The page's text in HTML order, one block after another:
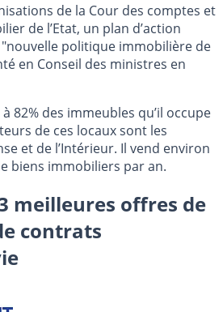
de la Cour des comptes et
de l’Etat, un plan d’action
politique immobilière de
en Conseil des ministres en
82% des immeubles qu’il occupe
de ces locaux sont les
et de l’Intérieur. Il vend environ
biens immobiliers par an.
meilleures offres de
contrats